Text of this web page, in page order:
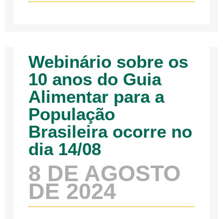
Webinário sobre os
10 anos do Guia
Alimentar para a
População
Brasileira ocorre no
dia 14/08
8 DE AGOSTO
DE 2024